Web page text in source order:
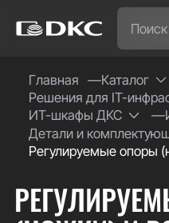
Главная
Каталог
Решения для IT-
ИТ-шкафы ДКС
Детали и
Регулируемые опоры
Часто ищут:
Специсполнение